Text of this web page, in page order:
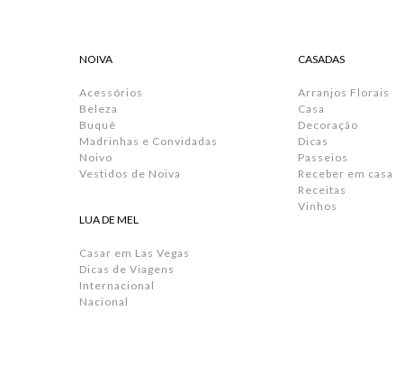
NOIVA
Acessórios
Beleza
Buquê
Madrinhas e Convidadas
Noivo
Vestidos de Noiva
LUA DE MEL
Casar em Las Vegas
Dicas de Viagens
Internacional
Nacional
CASADAS
Arranjos Florais
Casa
Decoração
Dicas
Passeios
Receber em casa
Receitas
Vinhos